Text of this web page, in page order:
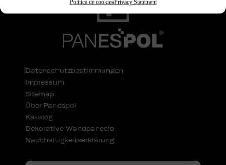
Política de cookiesPrivacy Statement
Datenschutzbestimmungen
Impressum
Sitemap
Über Panespol
Katalog
Dekorative Wandpaneele
Nachhaltigkeitserklärung